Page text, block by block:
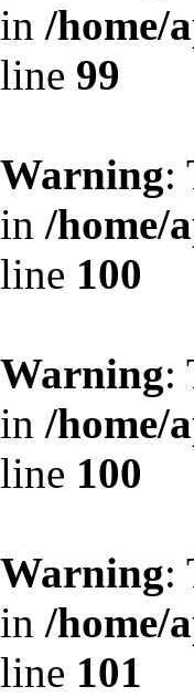
in /home/
line 99
Warning:
in /home/
line 100
Warning:
in /home/
line 100
Warning:
in /home/
line 101